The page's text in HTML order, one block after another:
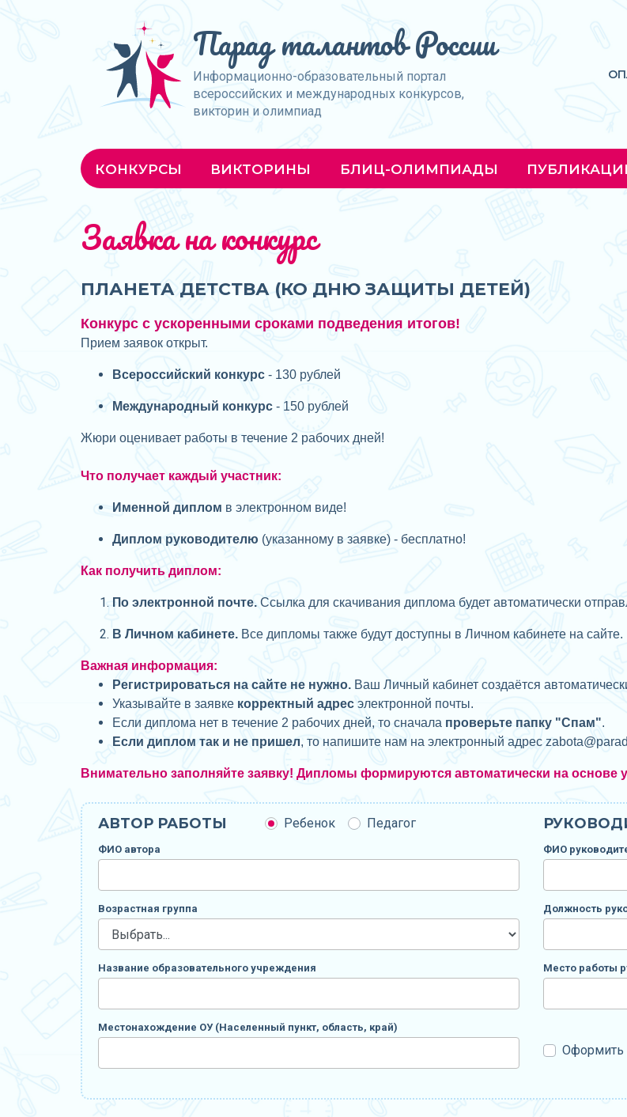
Парад талантов России
Информационно-образовательный портал
всероссийских и международных конкурсов,
викторин и олимпиад
КОНКУРСЫ ВИКТОРИНЫ БЛИЦ-ОЛИМПИАДЫ
Заявка на конкурс
ПЛАНЕТА ДЕТСТВА (КО ДНЮ ЗАЩИТЫ ДЕТЕЙ)
Конкурс с ускоренными сроками подведения итогов!
Прием заявок открыт.
Всероссийский конкурс - 130 рублей
Международный конкурс - 150 рублей
Жюри оценивает работы в течение 2 рабочих дней!
Что получает каждый участник:
Именной диплом в электронном виде!
Диплом руководителю (указанному в заявке) - бесплатно!
Как получить диплом:
По электронной почте. Ссылка для скачивания диплома будет автоматически
В Личном кабинете. Все дипломы также будут доступны в Личном кабинете на сайте.
Важная информация:
Регистрироваться на сайте не нужно. Ваш Личный кабинет создаётся
Указывайте в заявке корректный адрес электронной почты.
Если диплома нет в течение 2 рабочих дней, то сначала проверьте папку "Спам".
Если диплом так и не пришел, то напишите нам на электронный адрес zabota@
Внимательно заполняйте заявку! Дипломы формируются автоматически на основе
АВТОР РАБОТЫ Ребенок Педагог
ФИО автора
Возрастная группа
Название образовательного учреждения
Местонахождение ОУ (Населенный пункт, область, край)
ФИО
Должность
Место работы
Оформить